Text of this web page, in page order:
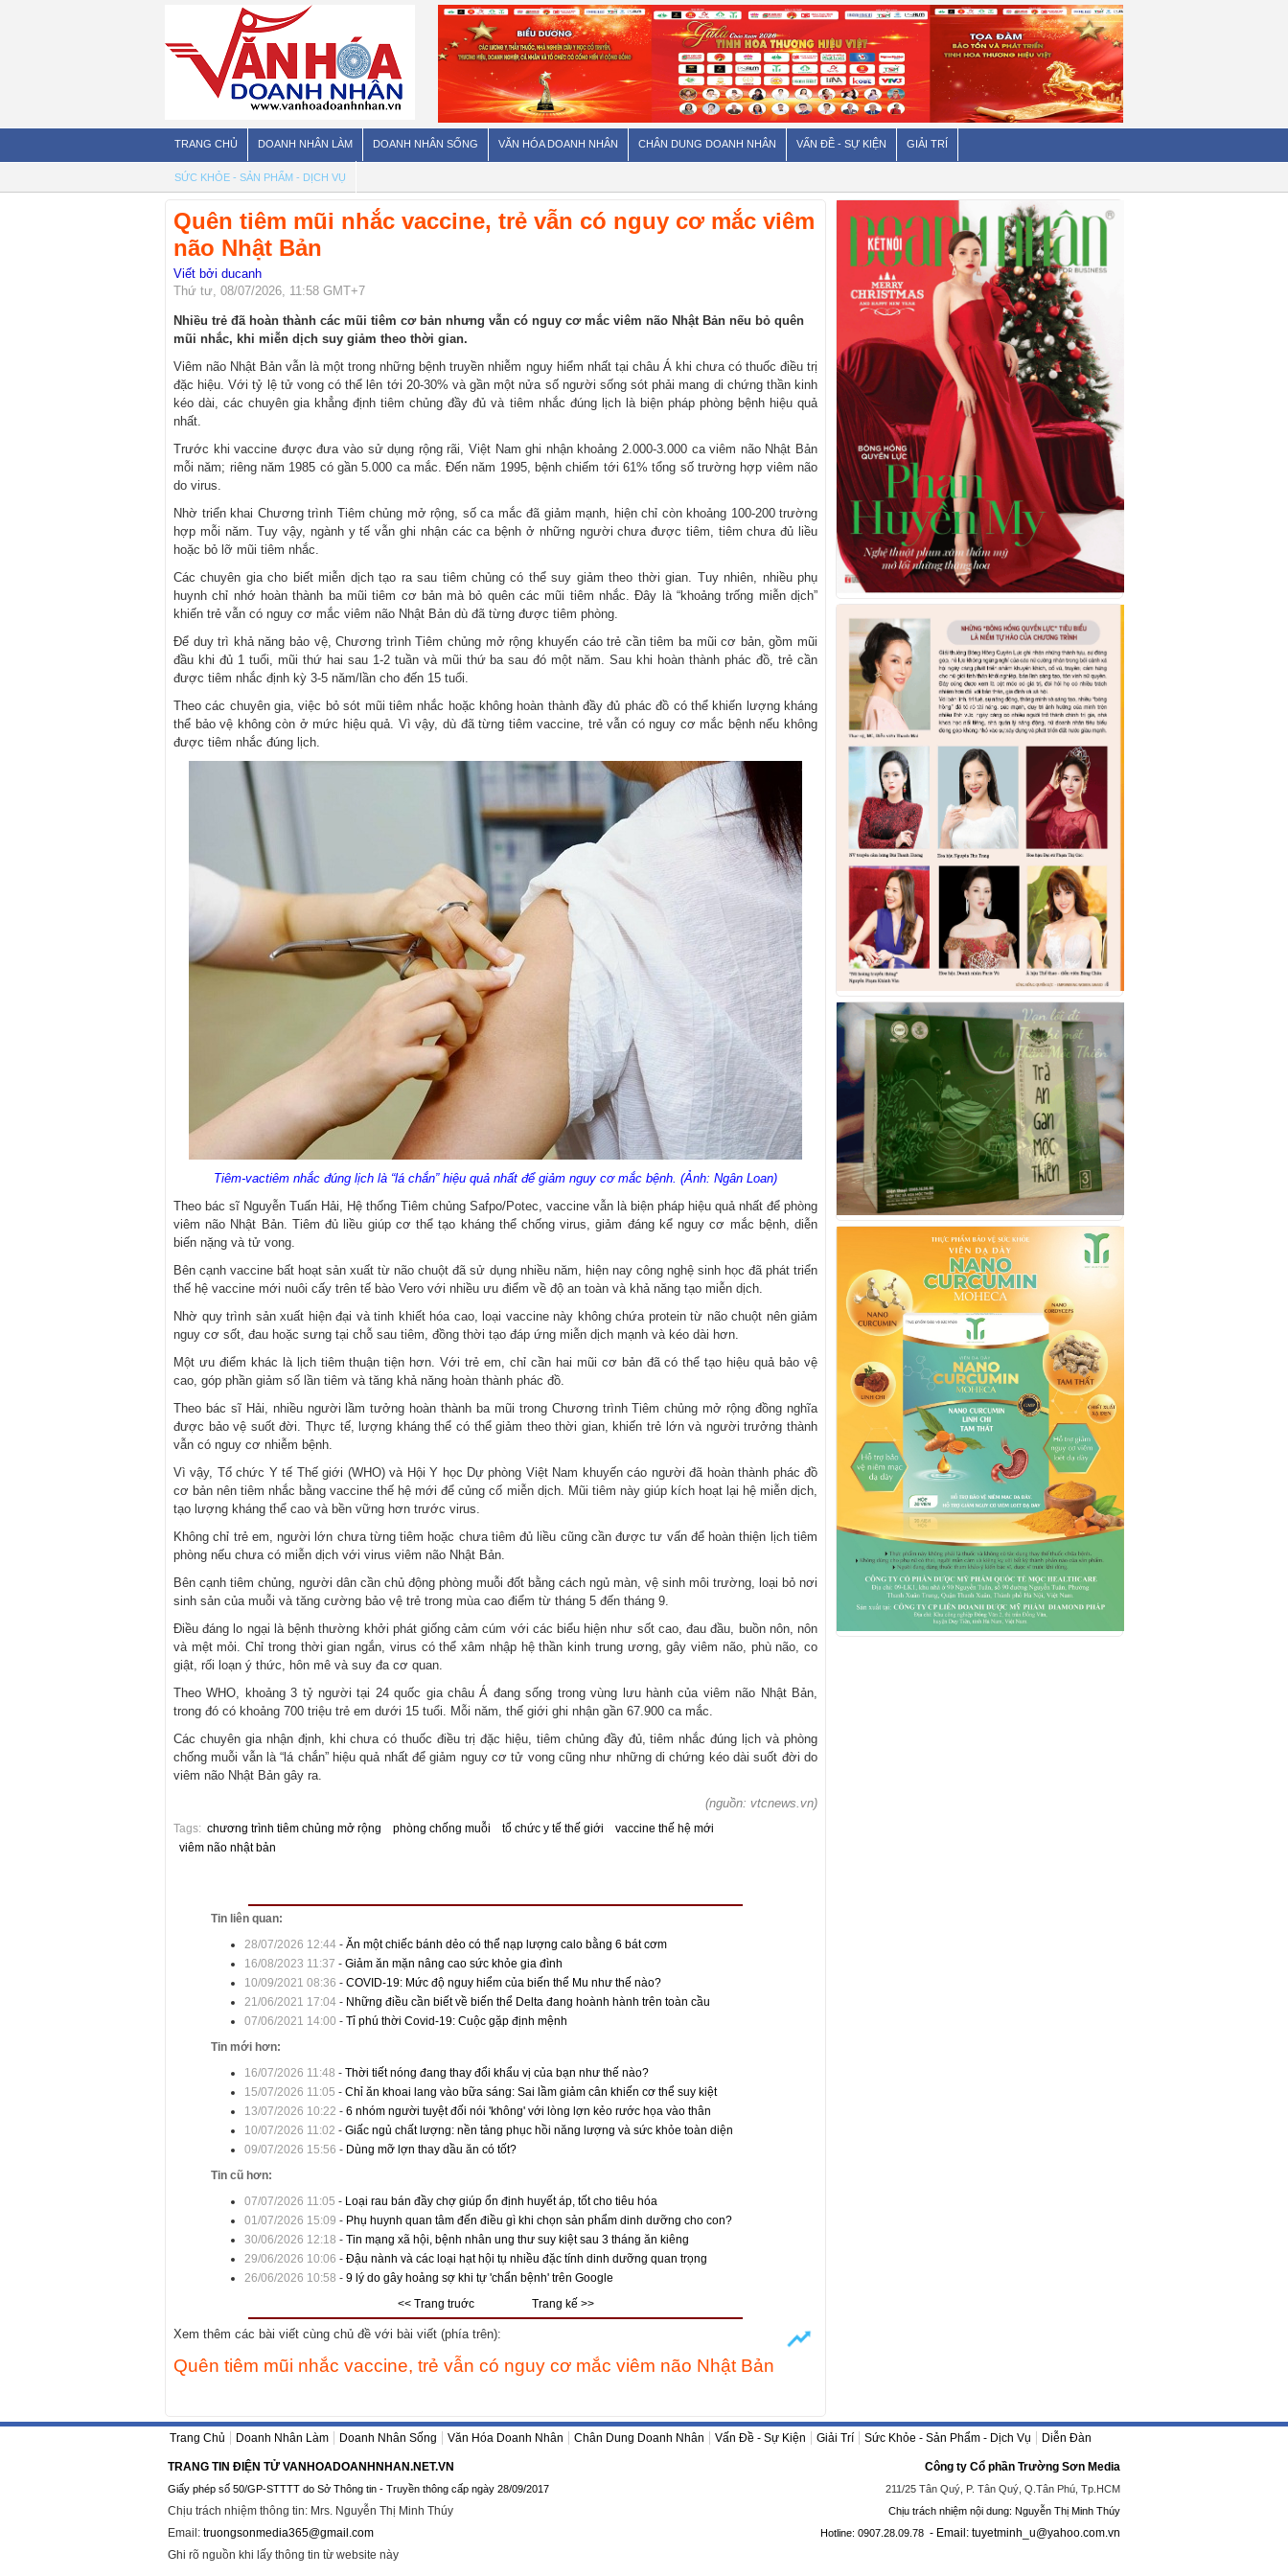
TRANG CHỦ DOANH NHÂN LÀM DOANH NHÂN SỐNG VĂN HÓA DOANH NHÂN CHÂN DUNG DOANH NHÂN VẤN ĐỀ - SỰ KIỆN GIẢI TRÍ
SỨC KHỎE - SẢN PHẨM - DỊCH VỤ
Quên tiêm mũi nhắc vaccine, trẻ vẫn có nguy cơ mắc viêm
não Nhật Bản
Viết bởi ducanh
Thứ tư, 08/07/2026, 11:58 GMT+7
Nhiều trẻ đã hoàn thành các mũi tiêm cơ bản nhưng vẫn có nguy cơ mắc viêm não Nhật Bản nếu bỏ quên
mũi nhắc, khi miễn dịch suy giảm theo thời gian.
Viêm não Nhật Bản vẫn là một trong những bệnh truyền nhiễm nguy hiểm nhất tại châu Á khi chưa có thuốc điều trị
đặc hiệu. Với tỷ lệ tử vong có thể lên tới 20-30% và gần một nửa số người sống sót phải mang di chứng thần kinh
kéo dài, các chuyên gia khẳng định tiêm chủng đầy đủ và tiêm nhắc đúng lịch là biện pháp phòng bệnh hiệu quả
nhất.
Trước khi vaccine được đưa vào sử dụng rộng rãi, Việt Nam ghi nhận khoảng 2.000-3.000 ca viêm não Nhật Bản
mỗi năm; riêng năm 1985 có gần 5.000 ca mắc. Đến năm 1995, bệnh chiếm tới 61% tổng số trường hợp viêm não
do virus.
Nhờ triển khai Chương trình Tiêm chủng mở rộng, số ca mắc đã giảm mạnh, hiện chỉ còn khoảng 100-200 trường
hợp mỗi năm. Tuy vậy, ngành y tế vẫn ghi nhận các ca bệnh ở những người chưa được tiêm, tiêm chưa đủ liều
hoặc bỏ lỡ mũi tiêm nhắc.
Các chuyên gia cho biết miễn dịch tạo ra sau tiêm chủng có thể suy giảm theo thời gian. Tuy nhiên, nhiều phụ
huynh chỉ nhớ hoàn thành ba mũi tiêm cơ bản mà bỏ quên các mũi tiêm nhắc. Đây là “khoảng trống miễn dịch”
khiến trẻ vẫn có nguy cơ mắc viêm não Nhật Bản dù đã từng được tiêm phòng.
Để duy trì khả năng bảo vệ, Chương trình Tiêm chủng mở rộng khuyến cáo trẻ cần tiêm ba mũi cơ bản, gồm mũi
đầu khi đủ 1 tuổi, mũi thứ hai sau 1-2 tuần và mũi thứ ba sau đó một năm. Sau khi hoàn thành phác đồ, trẻ cần
được tiêm nhắc định kỳ 3-5 năm/lần cho đến 15 tuổi.
Theo các chuyên gia, việc bỏ sót mũi tiêm nhắc hoặc không hoàn thành đầy đủ phác đồ có thể khiến lượng kháng
thể bảo vệ không còn ở mức hiệu quả. Vì vậy, dù đã từng tiêm vaccine, trẻ vẫn có nguy cơ mắc bệnh nếu không
được tiêm nhắc đúng lịch.
Tiêm-vactiêm nhắc đúng lịch là “lá chắn” hiệu quả nhất để giảm nguy cơ mắc bệnh. (Ảnh: Ngân Loan)
Theo bác sĩ Nguyễn Tuấn Hải, Hệ thống Tiêm chủng Safpo/Potec, vaccine vẫn là biện pháp hiệu quả nhất để phòng
viêm não Nhật Bản. Tiêm đủ liều giúp cơ thể tạo kháng thể chống virus, giảm đáng kể nguy cơ mắc bệnh, diễn
biến nặng và tử vong.
Bên cạnh vaccine bất hoạt sản xuất từ não chuột đã sử dụng nhiều năm, hiện nay công nghệ sinh học đã phát triển
thế hệ vaccine mới nuôi cấy trên tế bào Vero với nhiều ưu điểm về độ an toàn và khả năng tạo miễn dịch.
Nhờ quy trình sản xuất hiện đại và tinh khiết hóa cao, loại vaccine này không chứa protein từ não chuột nên giảm
nguy cơ sốt, đau hoặc sưng tại chỗ sau tiêm, đồng thời tạo đáp ứng miễn dịch mạnh và kéo dài hơn.
Một ưu điểm khác là lịch tiêm thuận tiện hơn. Với trẻ em, chỉ cần hai mũi cơ bản đã có thể tạo hiệu quả bảo vệ
cao, góp phần giảm số lần tiêm và tăng khả năng hoàn thành phác đồ.
Theo bác sĩ Hải, nhiều người lầm tưởng hoàn thành ba mũi trong Chương trình Tiêm chủng mở rộng đồng nghĩa
được bảo vệ suốt đời. Thực tế, lượng kháng thể có thể giảm theo thời gian, khiến trẻ lớn và người trưởng thành
vẫn có nguy cơ nhiễm bệnh.
Vì vậy, Tổ chức Y tế Thế giới (WHO) và Hội Y học Dự phòng Việt Nam khuyến cáo người đã hoàn thành phác đồ
cơ bản nên tiêm nhắc bằng vaccine thế hệ mới để củng cố miễn dịch. Mũi tiêm này giúp kích hoạt lại hệ miễn dịch,
tạo lượng kháng thể cao và bền vững hơn trước virus.
Không chỉ trẻ em, người lớn chưa từng tiêm hoặc chưa tiêm đủ liều cũng cần được tư vấn để hoàn thiện lịch tiêm
phòng nếu chưa có miễn dịch với virus viêm não Nhật Bản.
Bên cạnh tiêm chủng, người dân cần chủ động phòng muỗi đốt bằng cách ngủ màn, vệ sinh môi trường, loại bỏ nơi
sinh sản của muỗi và tăng cường bảo vệ trẻ trong mùa cao điểm từ tháng 5 đến tháng 9.
Điều đáng lo ngại là bệnh thường khởi phát giống cảm cúm với các biểu hiện như sốt cao, đau đầu, buồn nôn, nôn
và mệt mỏi. Chỉ trong thời gian ngắn, virus có thể xâm nhập hệ thần kinh trung ương, gây viêm não, phù não, co
giật, rối loạn ý thức, hôn mê và suy đa cơ quan.
Theo WHO, khoảng 3 tỷ người tại 24 quốc gia châu Á đang sống trong vùng lưu hành của viêm não Nhật Bản,
trong đó có khoảng 700 triệu trẻ em dưới 15 tuổi. Mỗi năm, thế giới ghi nhận gần 67.900 ca mắc.
Các chuyên gia nhận định, khi chưa có thuốc điều trị đặc hiệu, tiêm chủng đầy đủ, tiêm nhắc đúng lịch và phòng
chống muỗi vẫn là “lá chắn” hiệu quả nhất để giảm nguy cơ tử vong cũng như những di chứng kéo dài suốt đời do
viêm não Nhật Bản gây ra.
(nguồn: vtcnews.vn)
Tags: chương trình tiêm chủng mở rộng phòng chống muỗi tổ chức y tế thế giới
vaccine thế hệ mới
viêm não nhật bản
Tin liên quan:
28/07/2026 12:44- Ăn một chiếc bánh dẻo có thể nạp lượng calo bằng 6 bát cơm
16/08/2023 11:37 - Giảm ăn mặn nâng cao sức khỏe gia đình
10/09/2021 08:36 - COVID-19: Mức độ nguy hiểm của biến thể Mu như thế nào?
21/06/2021 17:04- Những điều cần biết về biến thể Delta đang hoành hành trên toàn cầu
07/06/2021 14:00 - Tỉ phú thời Covid-19: Cuộc gặp định mệnh
Tin mới hơn:
16/07/2026 11:48 - Thời tiết nóng đang thay đổi khẩu vị của bạn như thế nào?
15/07/2026 11:05 - Chỉ ăn khoai lang vào bữa sáng: Sai lầm giảm cân khiến cơ thể suy kiệt
13/07/2026 10:22 - 6 nhóm người tuyệt đối nói 'không' với lòng lợn kẻo rước họa vào thân
10/07/2026 11:02 - Giấc ngủ chất lượng: nền tảng phục hồi năng lượng và sức khỏe toàn diện
09/07/2026 15:56 - Dùng mỡ lợn thay dầu ăn có tốt?
Tin cũ hơn:
07/07/2026 11:05 - Loại rau bán đầy chợ giúp ổn định huyết áp, tốt cho tiêu hóa
01/07/2026 15:09 - Phụ huynh quan tâm đến điều gì khi chọn sản phẩm dinh dưỡng cho con?
30/06/2026 12:18 - Tin mạng xã hội, bệnh nhân ung thư suy kiệt sau 3 tháng ăn kiêng
29/06/2026 10:06 - Đậu nành và các loại hạt hội tụ nhiều đặc tính dinh dưỡng quan trọng
26/06/2026 10:58 - 9 lý do gây hoảng sợ khi tự 'chẩn bệnh' trên Google
<< Trang truớc
Trang kế >>
Xem thêm các bài viết cùng chủ đề với bài viết (phía trên):
Quên tiêm mũi nhắc vaccine, trẻ vẫn có nguy cơ mắc viêm não Nhật Bản
Trang Chủ Doanh Nhân Làm Doanh Nhân Sống Văn Hóa Doanh Nhân Chân Dung Doanh Nhân Vấn Đề - Sự Kiện Giải Trí Sức Khỏe - Sản Phẩm - Dịch Vụ Diễn Đàn
TRANG TIN ĐIỆN TỬ VANHOADOANHNHAN.NET.VN
Giấy phép số 50/GP-STTTT do Sở Thông tin - Truyền thông cấp ngày 28/09/2017
Chịu trách nhiệm thông tin: Mrs. Nguyễn Thị Minh Thúy
Email: truongsonmedia365@gmail.com
Ghi rõ nguồn khi lấy thông tin từ website này
Công ty Cổ phần Trường Sơn Media
211/25 Tân Quý, P. Tân Quý, Q.Tân Phú, Tp.HCM
Chịu trách nhiệm nội dung: Nguyễn Thị Minh Thúy
Hotline: 0907.28.09.78 - Email: tuyetminh_u@yahoo.com.vn